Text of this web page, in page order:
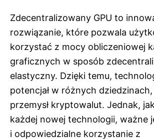
Zdecentralizowany GPU to
rozwiązanie, które pozwala
korzystać z mocy obliczeniowej
graficznych w sposób
elastyczny. Dzięki temu,
potencjał w różnych
przemysł kryptowalut. Jednak,
każdej nowej technologii, ważne
i odpowiedzialne korzystanie z